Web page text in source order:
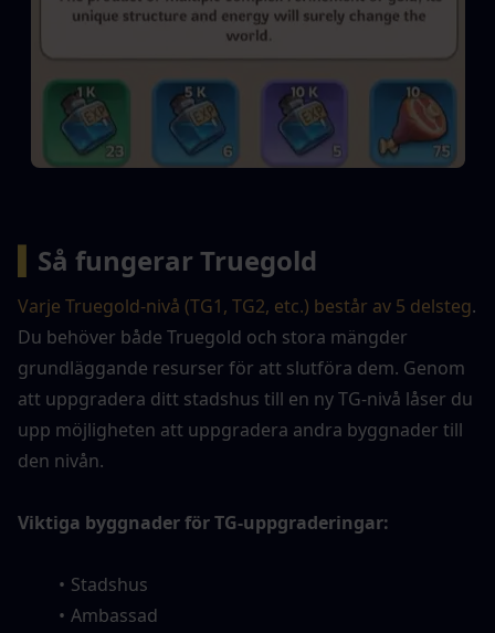
Så fungerar Truegold
Varje Truegold-nivå (TG1, TG2, etc.) består av 5 delsteg.
Du behöver både Truegold och stora mängder
grundläggande resurser för att slutföra dem. Genom
att uppgradera ditt stadshus till en ny TG-nivå låser du
upp möjligheten att uppgradera andra byggnader till
den nivån.
Viktiga byggnader för TG-uppgraderingar:
Stadshus
Ambassad